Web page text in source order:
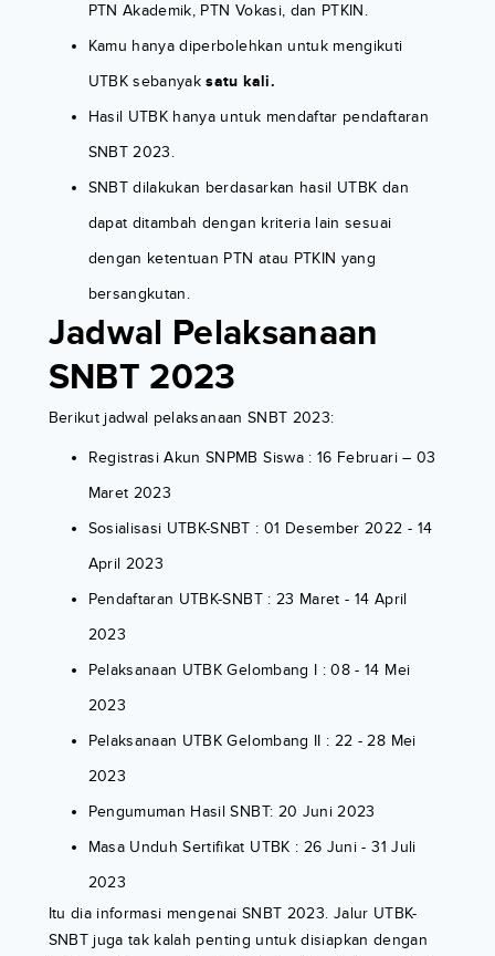
PTN Akademik, PTN Vokasi, dan PTKIN.
Kamu hanya diperbolehkan untuk mengikuti
UTBK sebanyaksatu kali.
Hasil UTBK hanya untuk mendaftar pendaftaran
SNBT 2023.
SNBT dilakukan berdasarkan hasil UTBK dan
dapat ditambah dengan kriteria lain sesuai
dengan ketentuan PTN atau PTKIN yang
bersangkutan.
Jadwal Pelaksanaan
SNBT 2023
Berikut jadwal pelaksanaan SNBT 2023:
Registrasi Akun SNPMB Siswa : 16 Februari – 03
Maret 2023
Sosialisasi UTBK-SNBT : 01 Desember 2022 - 14
April 2023
Pendaftaran UTBK-SNBT : 23 Maret - 14 April
2023
Pelaksanaan UTBK Gelombang I : 08 - 14 Mei
2023
Pelaksanaan UTBK Gelombang II : 22 - 28 Mei
2023
Pengumuman Hasil SNBT: 20 Juni 2023
Masa Unduh Sertifikat UTBK : 26 Juni - 31 Juli
2023
Itu dia informasi mengenai SNBT 2023. Jalur UTBK-
SNBT juga tak kalah penting untuk disiapkan dengan